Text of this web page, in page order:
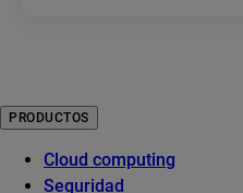
PRODUCTOS
Cloud computing
Seguridad